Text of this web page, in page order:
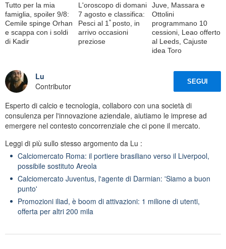
Tutto per la mia
famiglia, spoiler 9/8:
Cemile spinge Orhan
e scappa con i soldi
di Kadir
L'oroscopo di domani
7 agosto e classifica:
Pesci al 1ﾟposto, in
arrivo occasioni
preziose
Juve, Massara e
Ottolini
programmano 10
cessioni, Leao offerto
al Leeds, Cajuste
idea Toro
Lu
Contributor
SEGUI
Esperto di calcio e tecnologia, collaboro con una società di
consulenza per l'innovazione aziendale, aiutiamo le imprese ad
emergere nel contesto concorrenziale che ci pone il mercato.
Leggi di più sullo stesso argomento da Lu :
Calciomercato Roma: il portiere brasiliano verso il Liverpool,
possibile sostituto Areola
Calciomercato Juventus, l'agente di Darmian: 'Siamo a buon
punto'
Promozioni iliad, è boom di attivazioni: 1 milione di utenti,
offerta per altri 200 mila